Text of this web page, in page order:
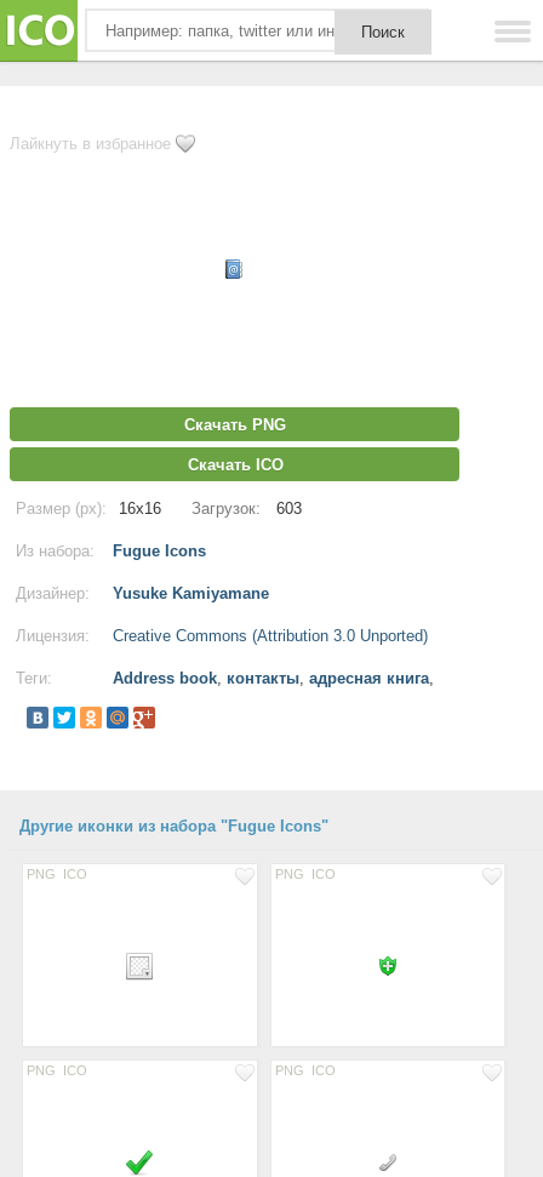
Лайкнуть в избранное
Скачать PNG
Скачать ICO
Размер (px): 16x16 Загрузок: 603
Из набора: Fugue Icons
Дизайнер: Yusuke Kamiyamane
Лицензия: Creative Commons (Attribution 3.0 Unported)
Теги: Address book, контакты, адресная книга,
Другие иконки из набора "Fugue Icons"
PNG ICO PNG ICO
PNG ICO PNG ICO